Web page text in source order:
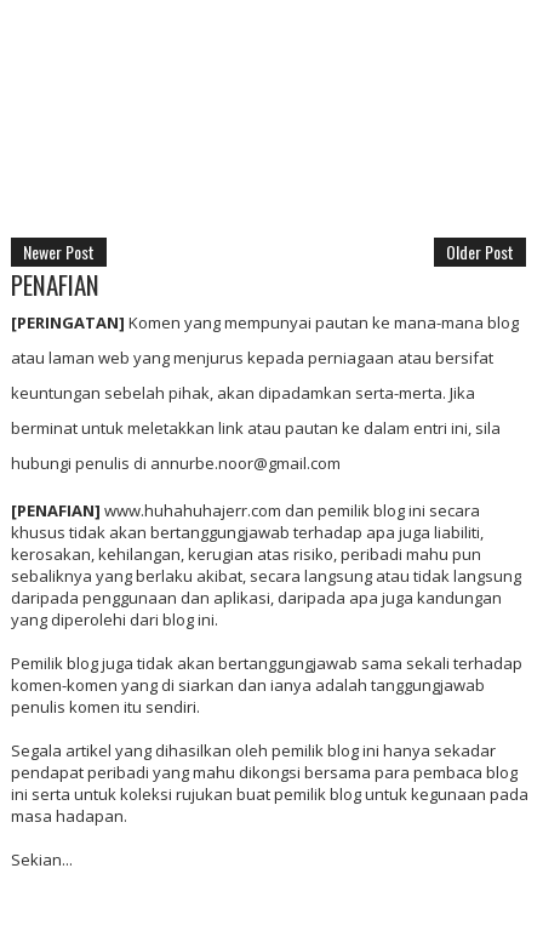
Newer Post Older Post
PENAFIAN
[PERINGATAN] Komen yang mempunyai pautan ke mana-mana blog
atau laman web yang menjurus kepada perniagaan atau bersifat
keuntungan sebelah pihak, akan dipadamkan serta-merta. Jika
berminat untuk meletakkan link atau pautan ke dalam entri ini, sila
hubungi penulis di annurbe.noor@gmail.com
[PENAFIAN] www.huhahuhajerr.com dan pemilik blog ini secara
khusus tidak akan bertanggungjawab terhadap apa juga liabiliti,
kerosakan, kehilangan, kerugian atas risiko, peribadi mahu pun
sebaliknya yang berlaku akibat, secara langsung atau tidak langsung
daripada penggunaan dan aplikasi, daripada apa juga kandungan
yang diperolehi dari blog ini.
Pemilik blog juga tidak akan bertanggungjawab sama sekali terhadap
komen-komen yang di siarkan dan ianya adalah tanggungjawab
penulis komen itu sendiri.
Segala artikel yang dihasilkan oleh pemilik blog ini hanya sekadar
pendapat peribadi yang mahu dikongsi bersama para pembaca blog
ini serta untuk koleksi rujukan buat pemilik blog untuk kegunaan pada
masa hadapan.
Sekian...